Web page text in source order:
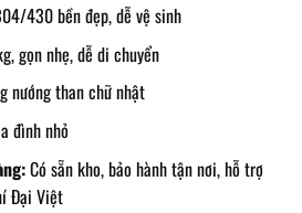
430 bền đẹp, dễ vệ sinh
gọn nhẹ, dễ di chuyển
nướng than chữ nhật
đình nhỏ
Có sẵn kho, bảo hành tận nơi, hỗ trợ
Đại Việt